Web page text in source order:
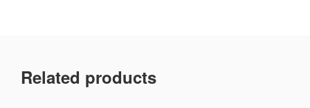
Related products